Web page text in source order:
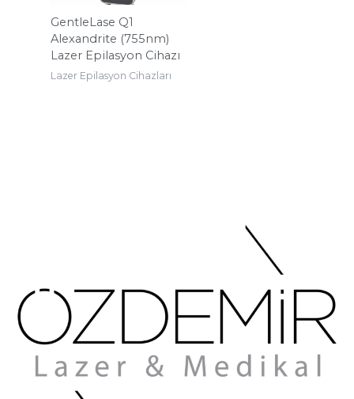
GentleLase Q1
Alexandrite (755nm)
Lazer Epilasyon Cihazı
Lazer Epilasyon Cihazları